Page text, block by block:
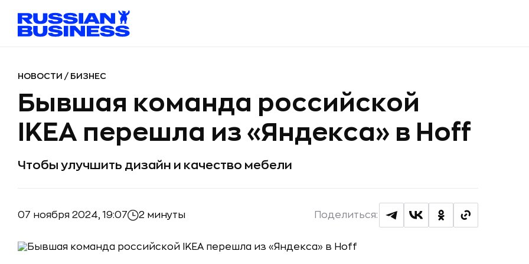
НОВОСТИ / БИЗНЕС
Бывшая команда российской
IKEA перешла из «Яндекса» в Hoff
Чтобы улучшить дизайн и качество мебели
07 ноября 2024, 19:07 2 минуты Поделиться: